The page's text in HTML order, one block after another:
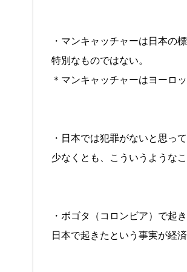
・マンキャッチャーは日本の
特別なものではない。
＊マンキャッチャーはヨーロ
・日本では犯罪がないと思って
少なくとも、こういうようなこ
・ボゴタ（コロンビア）で起
日本で起きたという事実が経